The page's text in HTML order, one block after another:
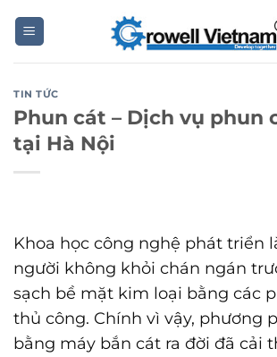
TIN TỨC
Phun cát – Dịch vụ phun
tại Hà Nội
Khoa học công nghệ phát triển
người không khỏi chán ngán
sạch bề mặt kim loại bằng các
thủ công. Chính vì vậy, phương
bằng máy bắn cát ra đời đã cải